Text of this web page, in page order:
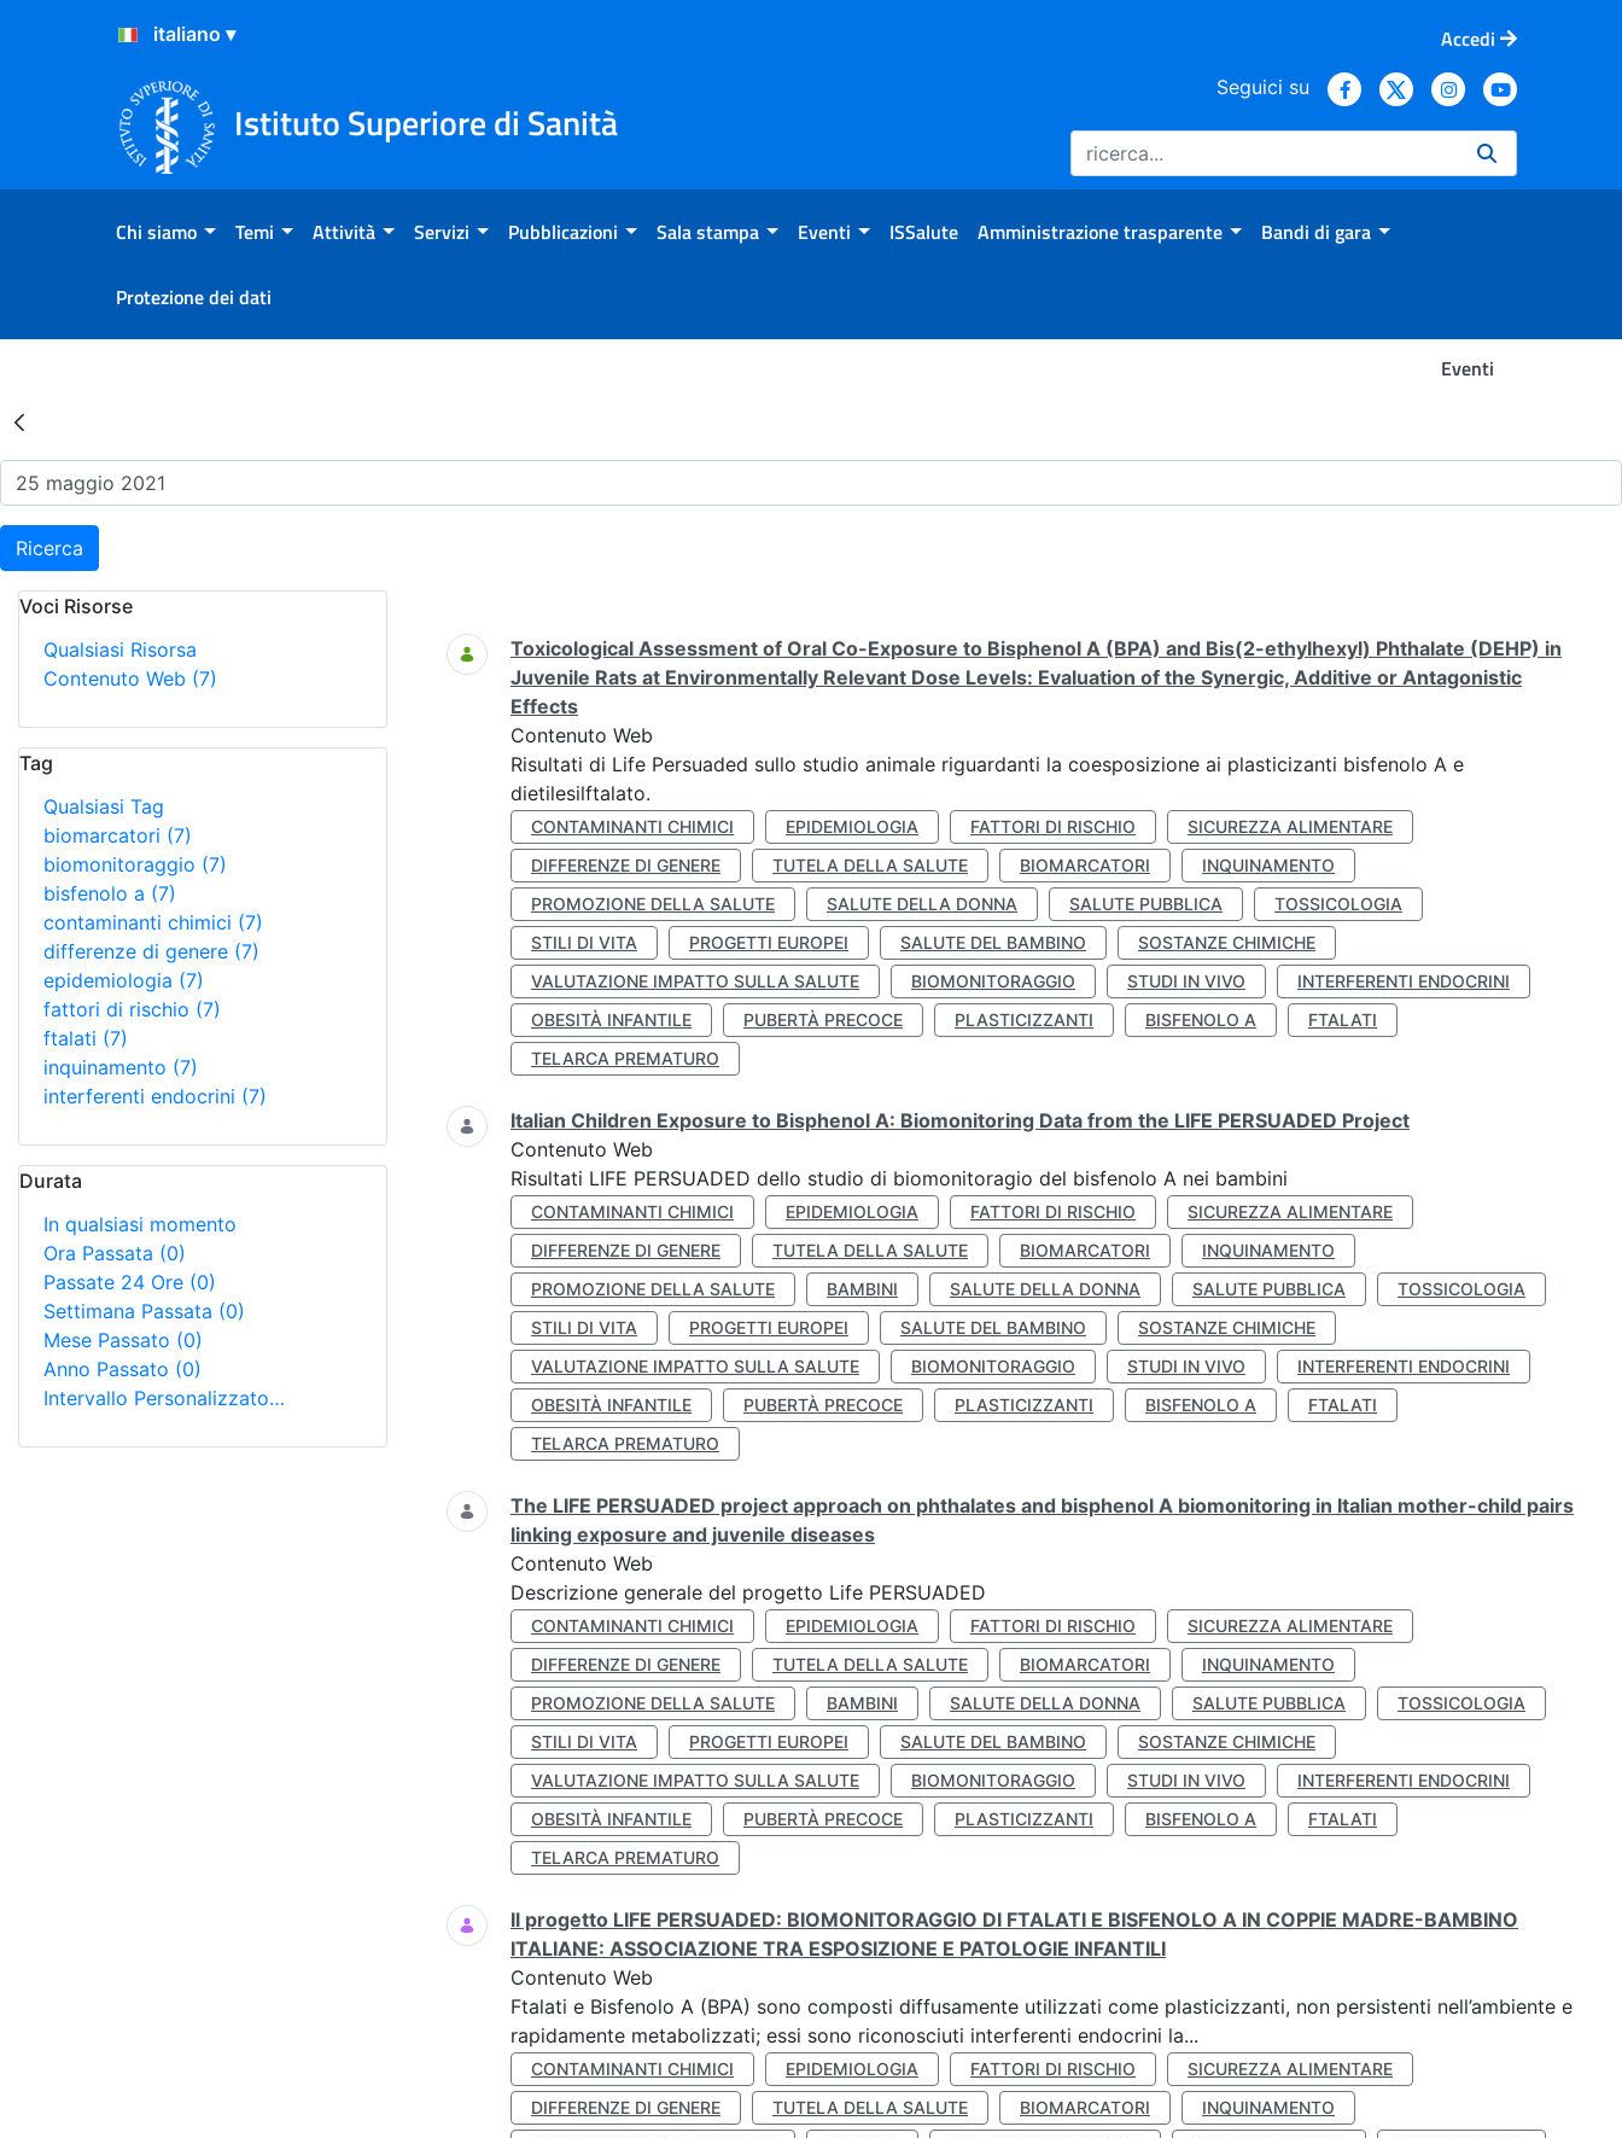
Salta al Contenuto
Salta al Footer
Accedi
Istituto Superiore di Sanità
Seguici su
Chi siamo Temi Attività Servizi Pubblicazioni Sala stampa Eventi ISSalute Amministrazione trasparente Bandi di gara
Protezione dei dati
Eventi
Risultati della Ricerca - Eventi
Ricerca
Voci Risorse
Qualsiasi Risorsa
Contenuto Web (7)
Tag
Qualsiasi Tag
biomarcatori (7)
biomonitoraggio (7)
bisfenolo a (7)
contaminanti chimici (7)
differenze di genere (7)
epidemiologia (7)
fattori di rischio (7)
ftalati (7)
inquinamento (7)
interferenti endocrini (7)
Durata
In qualsiasi momento
Ora Passata (0)
Passate 24 Ore (0)
Settimana Passata (0)
Mese Passato (0)
Anno Passato (0)
Intervallo Personalizzato…
Ricerca
Toxicological Assessment of Oral Co-Exposure to Bisphenol A (BPA) and Bis(2-ethylhexyl) Phthalate (DEHP) in
Juvenile Rats at Environmentally Relevant Dose Levels: Evaluation of the Synergic, Additive or Antagonistic
Effects
Contenuto Web
Risultati di Life Persuaded sullo studio animale riguardanti la coesposizione ai plasticizanti bisfenolo A e
dietilesilftalato.
CONTAMINANTI CHIMICI EPIDEMIOLOGIA FATTORI DI RISCHIO
SICUREZZA ALIMENTARE
DIFFERENZE DI GENERE
TUTELA DELLA SALUTE BIOMARCATORI
INQUINAMENTO
PROMOZIONE DELLA SALUTE
SALUTE DELLA DONNA SALUTE PUBBLICA
TOSSICOLOGIA
STILI DI VITA
PROGETTI EUROPEI SALUTE DEL BAMBINO
SOSTANZE CHIMICHE
VALUTAZIONE IMPATTO SULLA SALUTE
BIOMONITORAGGIO STUDI IN VIVO
INTERFERENTI ENDOCRINI
OBESITÀ INFANTILE
PUBERTÀ PRECOCE PLASTICIZZANTI BISFENOLO A
FTALATI
TELARCA PREMATURO
Italian Children Exposure to Bisphenol A: Biomonitoring Data from the LIFE PERSUADED Project
Contenuto Web
Risultati LIFE PERSUADED dello studio di biomonitoragio del bisfenolo A nei bambini
CONTAMINANTI CHIMICI EPIDEMIOLOGIA FATTORI DI RISCHIO
SICUREZZA ALIMENTARE
DIFFERENZE DI GENERE
TUTELA DELLA SALUTE BIOMARCATORI
INQUINAMENTO
PROMOZIONE DELLA SALUTE
BAMBINI SALUTE DELLA DONNA SALUTE PUBBLICA
TOSSICOLOGIA
STILI DI VITA
PROGETTI EUROPEI SALUTE DEL BAMBINO
SOSTANZE CHIMICHE
VALUTAZIONE IMPATTO SULLA SALUTE
BIOMONITORAGGIO STUDI IN VIVO
INTERFERENTI ENDOCRINI
OBESITÀ INFANTILE
PUBERTÀ PRECOCE PLASTICIZZANTI BISFENOLO A
FTALATI
TELARCA PREMATURO
The LIFE PERSUADED project approach on phthalates and bisphenol A biomonitoring in Italian mother-child pairs
linking exposure and juvenile diseases
Contenuto Web
Descrizione generale del progetto Life PERSUADED
CONTAMINANTI CHIMICI EPIDEMIOLOGIA FATTORI DI RISCHIO
SICUREZZA ALIMENTARE
DIFFERENZE DI GENERE
TUTELA DELLA SALUTE BIOMARCATORI
INQUINAMENTO
PROMOZIONE DELLA SALUTE
BAMBINI SALUTE DELLA DONNA SALUTE PUBBLICA
TOSSICOLOGIA
STILI DI VITA
PROGETTI EUROPEI SALUTE DEL BAMBINO
SOSTANZE CHIMICHE
VALUTAZIONE IMPATTO SULLA SALUTE
BIOMONITORAGGIO STUDI IN VIVO
INTERFERENTI ENDOCRINI
OBESITÀ INFANTILE
PUBERTÀ PRECOCE PLASTICIZZANTI BISFENOLO A
FTALATI
TELARCA PREMATURO
Il progetto LIFE PERSUADED: BIOMONITORAGGIO DI FTALATI E BISFENOLO A IN COPPIE MADRE-BAMBINO
ITALIANE: ASSOCIAZIONE TRA ESPOSIZIONE E PATOLOGIE INFANTILI
Contenuto Web
Ftalati e Bisfenolo A (BPA) sono composti diffusamente utilizzati come plasticizzanti, non persistenti nell’ambiente e
rapidamente metabolizzati; essi sono riconosciuti interferenti endocrini la...
CONTAMINANTI CHIMICI EPIDEMIOLOGIA FATTORI DI RISCHIO
SICUREZZA ALIMENTARE
DIFFERENZE DI GENERE
TUTELA DELLA SALUTE BIOMARCATORI
INQUINAMENTO